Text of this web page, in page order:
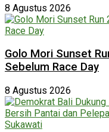
8 Agustus 2026
Golo Mori Sunset
Sebelum Race Day
8 Agustus 2026